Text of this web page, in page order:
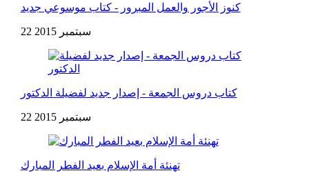
كنوز الأجور والعمل المبرور - كتاب موسوعي جديد
22 سبتمبر 2015
كتاب دروس الجمعة - إصدار جديد لفضيلة الدكتور
22 سبتمبر 2015
تهنئة أمة الإسلام بعيد الفطر المبارك